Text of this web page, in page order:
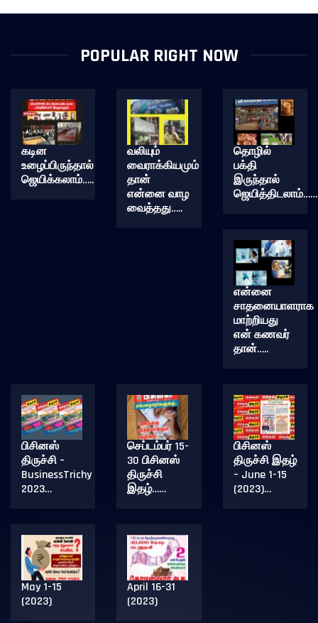
POPULAR RIGHT NOW
கடின
உழைப்பிருந்தால்
ஜெயிக்கலாம்…..
வலியும்
வைராக்கியமும்
தான்
என்னை வாழ
வைத்தது…..
தொழில்
பக்தி
இருந்தால்
என்னை
சாதனையாளராக
மாற்றியது
என் கணவர்
தான்…..
பிசினஸ்
திருச்சி –
BusinessTrichy
2023…
செப்டம்பர் 15-
30 பிசினஸ்
திருச்சி
இதழ்……
பிசினஸ்
திருச்சி இதழ்
– June 1-15
(2023)…
May 1-15
(2023)
April 16-31
(2023)